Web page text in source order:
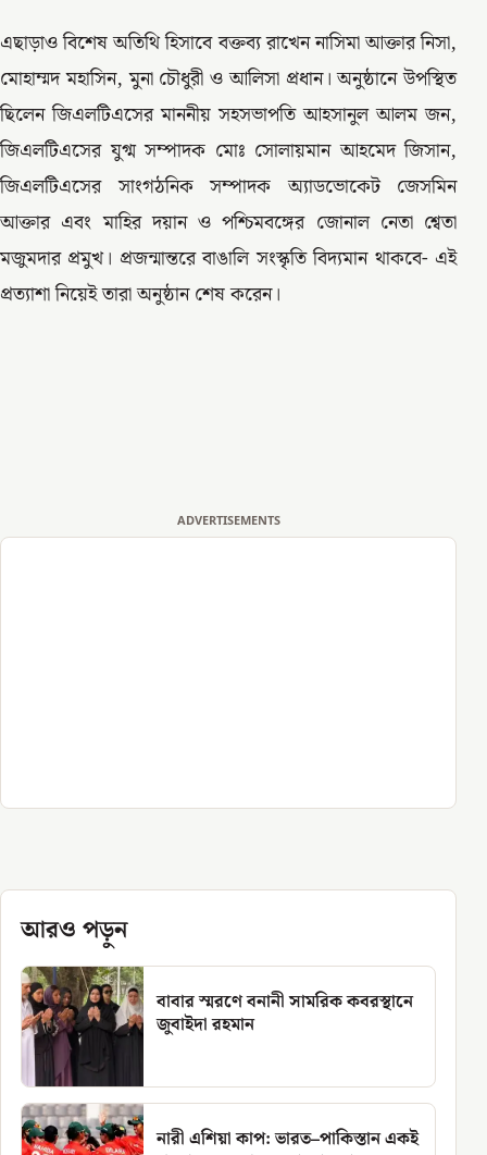
এছাড়াও বিশেষ অতিথি হিসাবে বক্তব্য রাখেন নাসিমা আক্তার নিসা,
মোহাম্মদ মহাসিন, মুনা চৌধুরী ও আলিসা প্রধান। অনুষ্ঠানে উপস্থিত
ছিলেন জিএলটিএসের মাননীয় সহসভাপতি আহসানুল আলম জন,
জিএলটিএসের যুগ্ম সম্পাদক মোঃ সোলায়মান আহমেদ জিসান,
জিএলটিএসের সাংগঠনিক সম্পাদক অ্যাডভোকেট জেসমিন
আক্তার এবং মাহির দয়ান ও পশ্চিমবঙ্গের জোনাল নেতা শ্বেতা
মজুমদার প্রমুখ। প্রজন্মান্তরে বাঙালি সংস্কৃতি বিদ্যমান থাকবে- এই
প্রত্যাশা নিয়েই তারা অনুষ্ঠান শেষ করেন।
ADVERTISEMENTS
আরও পড়ুন
বাবার স্মরণে বনানী সামরিক কবরস্থানে
জুবাইদা রহমান
নারী এশিয়া কাপ: ভারত–পাকিস্তান একই